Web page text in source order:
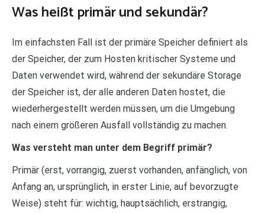
Was heißt primär und sekundär?
Im einfachsten Fall ist der primäre Speicher definiert als
der Speicher, der zum Hosten kritischer Systeme und
Daten verwendet wird, während der sekundäre Storage
der Speicher ist, der alle anderen Daten hostet, die
wiederhergestellt werden müssen, um die Umgebung
nach einem größeren Ausfall vollständig zu machen.
Was versteht man unter dem Begriff primär?
Primär (erst, vorrangig, zuerst vorhanden, anfänglich, von
Anfang an, ursprünglich, in erster Linie, auf bevorzugte
Weise) steht für: wichtig, hauptsächlich, erstrangig,